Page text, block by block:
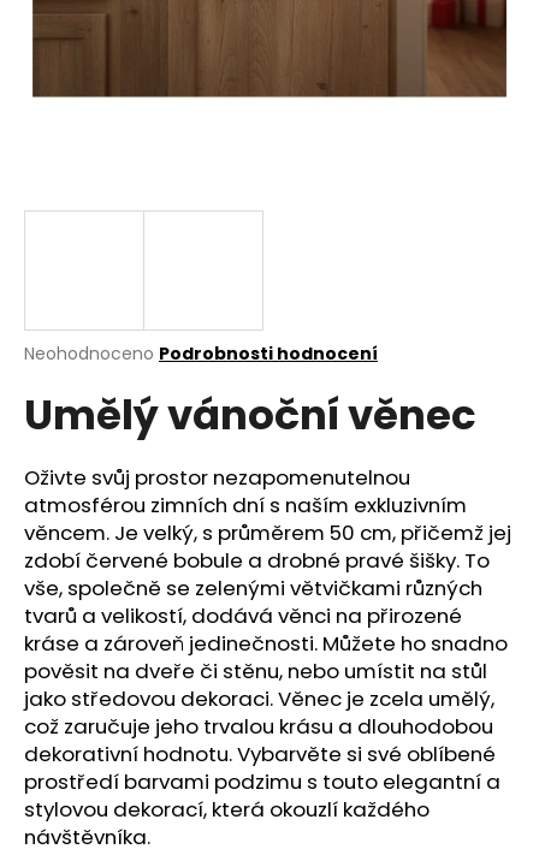
Průměrné
produktu
je
z
5
hvězdiček.
Neohodnoceno Podrobnosti hodnocení
Umělý vánoční věnec
Oživte svůj prostor nezapomenutelnou
atmosférou zimních dní s naším exkluzivním
věncem. Je velký, s průměrem 50 cm, přičemž jej
zdobí červené bobule a drobné pravé šišky. To
vše, společně se zelenými větvičkami různých
tvarů a velikostí, dodává věnci na přirozené
kráse a zároveň jedinečnosti. Můžete ho snadno
pověsit na dveře či stěnu, nebo umístit na stůl
jako středovou dekoraci. Věnec je zcela umělý,
což zaručuje jeho trvalou krásu a dlouhodobou
dekorativní hodnotu. Vybarvěte si své oblíbené
prostředí barvami podzimu s touto elegantní a
stylovou dekorací, která okouzlí každého
návštěvníka.
a
í
o
p
o
r
u
č
u
j
e
m
e
STABILIZOVANÁ
VĚČNÁ
RŮŽE
449
Kč